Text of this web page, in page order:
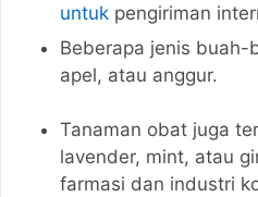
untuk pengiriman
Beberapa jenis buah-
apel, atau anggur.
Tanaman obat juga
lavender, mint, atau
farmasi dan industri